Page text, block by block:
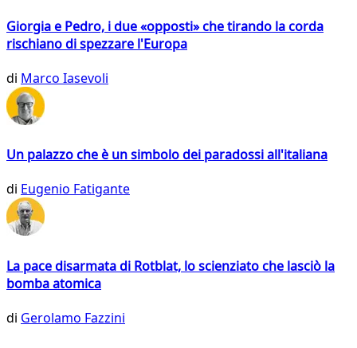
Giorgia e Pedro, i due «opposti» che tirando la corda
rischiano di spezzare l'Europa
di Marco Iasevoli
Un palazzo che è un simbolo dei paradossi all'italiana
di Eugenio Fatigante
La pace disarmata di Rotblat, lo scienziato che lasciò la
bomba atomica
di Gerolamo Fazzini